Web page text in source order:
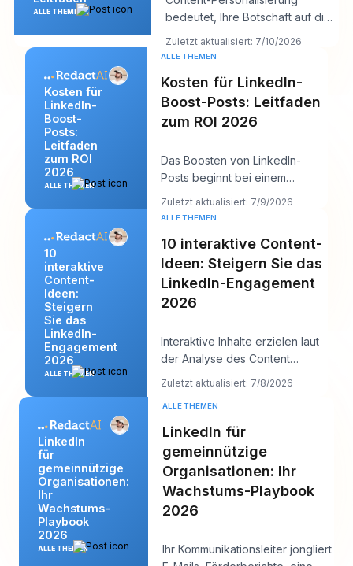
ALLE THEMEN
bedeutet, Ihre Botschaft auf die
zuzuschneiden, und sie fu
Zuletzt aktualisiert: 7/10/2026
Kosten für
LinkedIn-
Boost-
Posts:
Leitfaden
zum ROI
2026
ALLE THEMEN
ALLE THEMEN
Kosten für LinkedIn-
Boost-Posts: Leitfaden
zum ROI 2026
Das Boosten von LinkedIn-
Posts beginnt bei einem
täglichen Minimum von 10 $ ,
aber ein realistischer
Zuletzt aktualisiert: 7/9/2026
10
interaktive
Content-
Ideen:
Steigern
Sie das
LinkedIn-
Engagement
2026
ALLE THEMEN
ALLE THEMEN
10 interaktive Content-
Ideen: Steigern Sie das
LinkedIn-Engagement
2026
Interaktive Inhalte erzielen laut
der Analyse des Content
Marketing Institute zu
Zuletzt aktualisiert: 7/8/2026
LinkedIn
für
gemeinnützige
Organisationen:
Ihr
Wachstums-
Playbook
2026
ALLE THEMEN
ALLE THEMEN
LinkedIn für
gemeinnützige
Organisationen: Ihr
Wachstums-Playbook
2026
Ihr Kommunikationsleiter jongliert